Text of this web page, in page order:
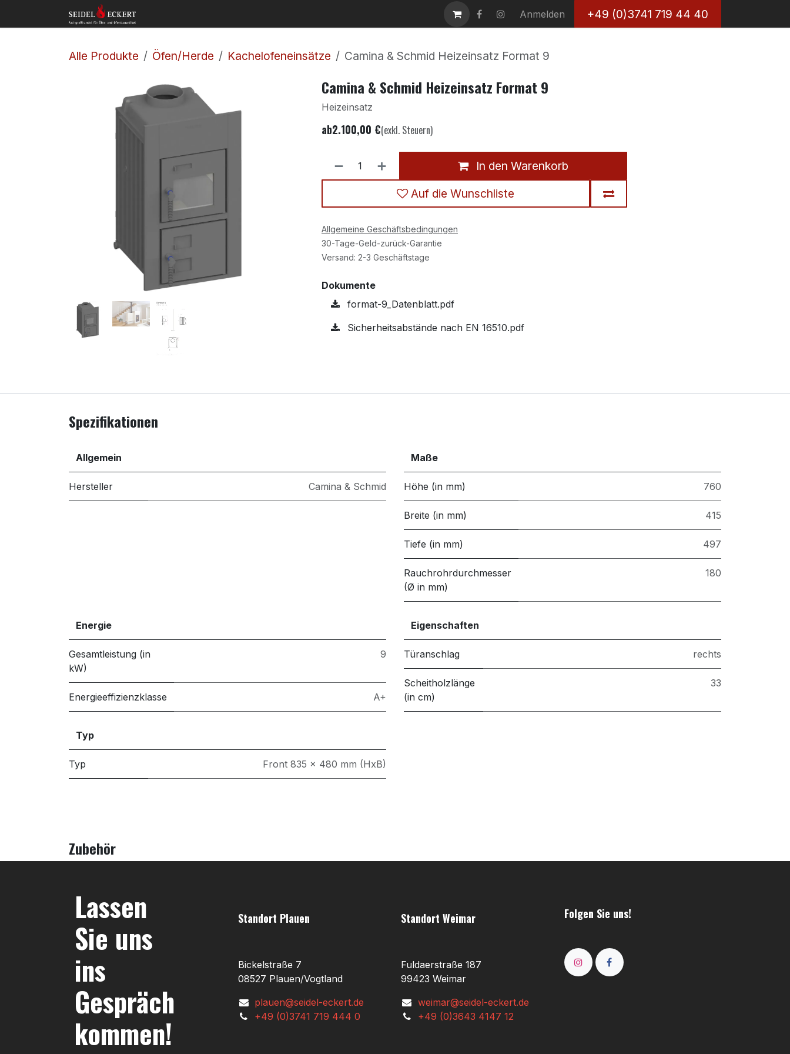
Zum Inhalt springen Anmelden +49 (0)3741 719 44 40
Alle Produkte Öfen/Herde Kachelofeneinsätze Camina & Schmid Heizeinsatz Format 9
Camina & Schmid Heizeinsatz Format 9
Heizeinsatz
ab2.100,00 €(exkl. Steuern)
In den Warenkorb
Auf die Wunschliste
Allgemeine Geschäftsbedingungen
30-Tage-Geld-zurück-Garantie
Versand: 2-3 Geschäftstage
Dokumente
format-9_Datenblatt.pdf
Sicherheitsabstände nach EN 16510.pdf
Spezifikationen
Allgemein
Hersteller Camina & Schmid
Maße
Höhe (in mm) 760
Breite (in mm) 415
Tiefe (in mm) 497
Rauchrohrdurchmesser
(Ø in mm)
180
Energie
Gesamtleistung (in
kW)
9
Energieeffizienzklasse A+
Eigenschaften
Türanschlag rechts
Scheitholzlänge
(in cm)
33
Typ
Typ Front 835 x 480 mm (HxB)
Zubehör
Lassen
Sie uns
ins
Gespräch
kommen!
Folgen Sie uns!
Standort Plauen
Bickelstraße 7
08527 Plauen/Vogtland
plauen@seidel-eckert.de
+49 (0)3741 719 444 0
Standort Weimar
Fuldaerstraße 187
99423 Weimar
weimar@seidel-eckert.de
+49 (0)3643 4147 12